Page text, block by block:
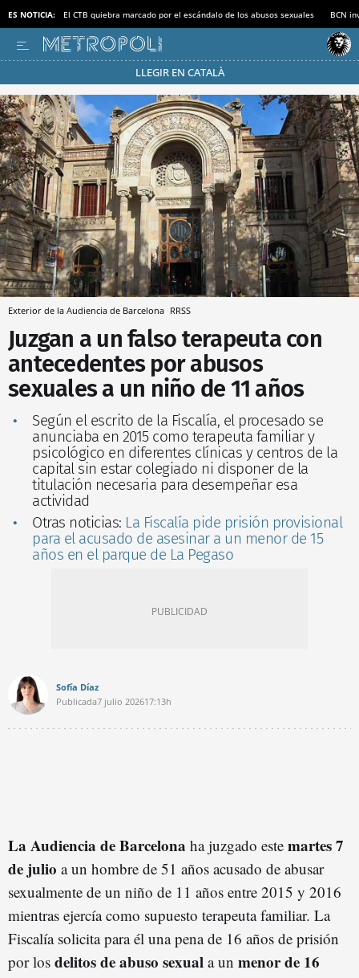
ES NOTICIA: El CTB quiebra marcado por el escándalo de los abusos sexuales BCN
LLEGIR EN CATALÀ
Pásate al MODO AHORRO
Exterior de la Audiencia de Barcelona RRSS
Juzgan a un falso terapeuta con
antecedentes por abusos
sexuales a un niño de 11 años
Según el escrito de la Fiscalía, el procesado se
anunciaba en 2015 como terapeuta familiar y
psicológico en diferentes clínicas y centros de la
capital sin estar colegiado ni disponer de la
titulación necesaria para desempeñar esa
actividad
Otras noticias: La Fiscalía pide prisión provisional
para el acusado de asesinar a un menor de 15
años en el parque de La Pegaso
Sofía Díaz
Publicada7 julio 202617:13h
La Audiencia de Barcelona ha juzgado este martes 7
de julio a un hombre de 51 años acusado de abusar
sexualmente de un niño de 11 años entre 2015 y 2016
mientras ejercía como supuesto terapeuta familiar. La
Fiscalía solicita para él una pena de 16 años de prisión
por los delitos de abuso sexual a un menor de 16